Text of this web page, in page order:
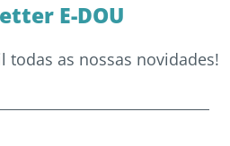
E-DOU
todas as nossas novidades!